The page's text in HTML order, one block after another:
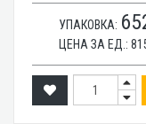
УПАКОВКА:
ЦЕНА ЗА ЕД.: